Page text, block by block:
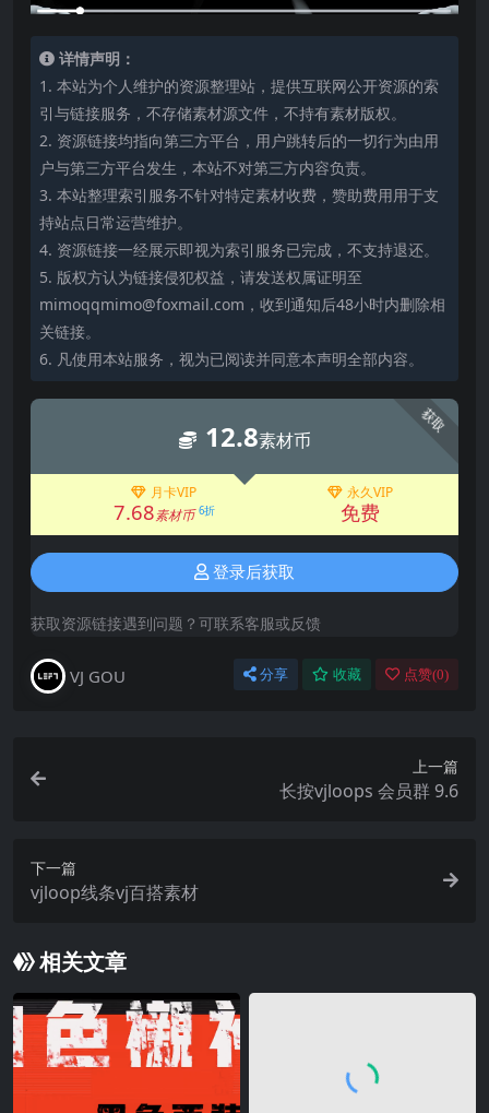
详情声明：
1. 本站为个人维护的资源整理站，提供互联网公开资源的索
引与链接服务，不存储素材源文件，不持有素材版权。
2. 资源链接均指向第三方平台，用户跳转后的一切行为由用
户与第三方平台发生，本站不对第三方内容负责。
3. 本站整理索引服务不针对特定素材收费，赞助费用用于支
持站点日常运营维护。
4. 资源链接一经展示即视为索引服务已完成，不支持退还。
5. 版权方认为链接侵犯权益，请发送权属证明至
mimoqqmimo@foxmail.com，收到通知后48小时内删除相
关链接。
6. 凡使用本站服务，视为已阅读并同意本声明全部内容。
获取
12.8素材币
月卡VIP
7.68素材币 6折
永久VIP
免费
登录后获取
获取资源链接遇到问题？可联系客服或反馈
VJ GOU 分享 收藏 点赞(0)
上一篇
长按vjloops 会员群 9.6
下一篇
vjloop线条vj百搭素材
相关文章